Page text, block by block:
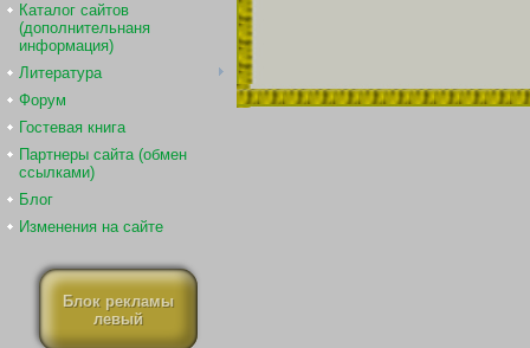
Каталог сайтов
(дополнительнаня
информация)
Литература
Форум
Гостевая книга
Партнеры сайта (обмен
ссылками)
Блог
Изменения на сайте
Блок рекламы
левый